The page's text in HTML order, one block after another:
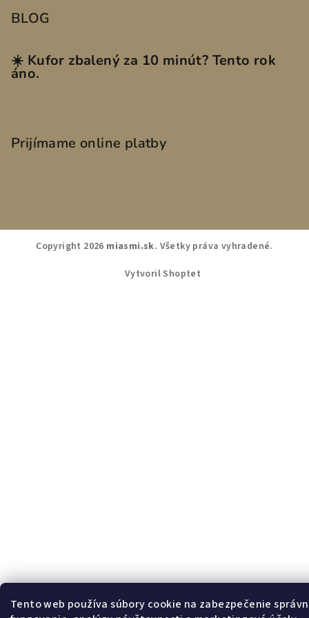
Tento web používa súbory cookie na zabezpečenie
BLOG
☀️ Kufor zbalený za 10 minút? Tento rok
áno.
Prijímame online platby
Copyright 2026 miasmi.sk. Všetky práva vyhradené.
Vytvoril Shoptet